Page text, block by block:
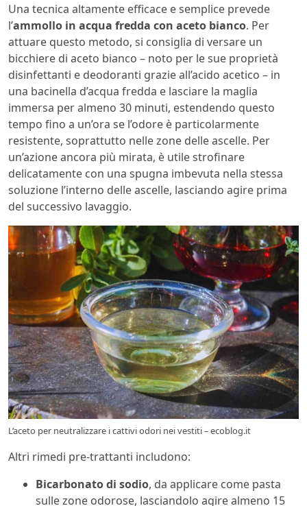
Una tecnica altamente efficace e semplice prevede
l’ammollo in acqua fredda con aceto bianco. Per
attuare questo metodo, si consiglia di versare un
bicchiere di aceto bianco – noto per le sue proprietà
disinfettanti e deodoranti grazie all’acido acetico – in
una bacinella d’acqua fredda e lasciare la maglia
immersa per almeno 30 minuti, estendendo questo
tempo fino a un’ora se l’odore è particolarmente
resistente, soprattutto nelle zone delle ascelle. Per
un’azione ancora più mirata, è utile strofinare
delicatamente con una spugna imbevuta nella stessa
soluzione l’interno delle ascelle, lasciando agire prima
del successivo lavaggio.
L’aceto per neutralizzare i cattivi odori nei vestiti – ecoblog.it
Altri rimedi pre-trattanti includono:
Bicarbonato di sodio, da applicare come pasta
sulle zone odorose, lasciandolo agire almeno 15